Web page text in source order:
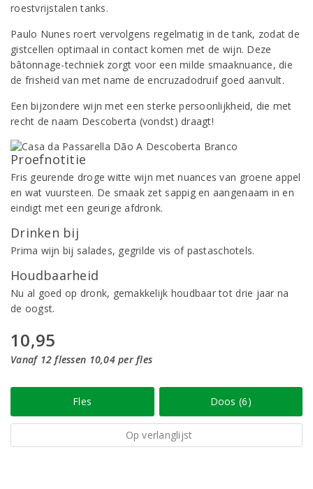
roestvrijstalen tanks.
Paulo Nunes roert vervolgens regelmatig in de tank, zodat de
gistcellen optimaal in contact komen met de wijn. Deze
bâtonnage-techniek zorgt voor een milde smaaknuance, die
de frisheid van met name de encruzadodruif goed aanvult.
Een bijzondere wijn met een sterke persoonlijkheid, die met
recht de naam Descoberta (vondst) draagt!
Proefnotitie
Fris geurende droge witte wijn met nuances van groene appel
en wat vuursteen. De smaak zet sappig en aangenaam in en
eindigt met een geurige afdronk.
Drinken bij
Prima wijn bij salades, gegrilde vis of pastaschotels.
Houdbaarheid
Nu al goed op dronk, gemakkelijk houdbaar tot drie jaar na
de oogst.
10,95
Vanaf 12 flessen 10,04 per fles
Fles Doos (6)
Op verlanglijst